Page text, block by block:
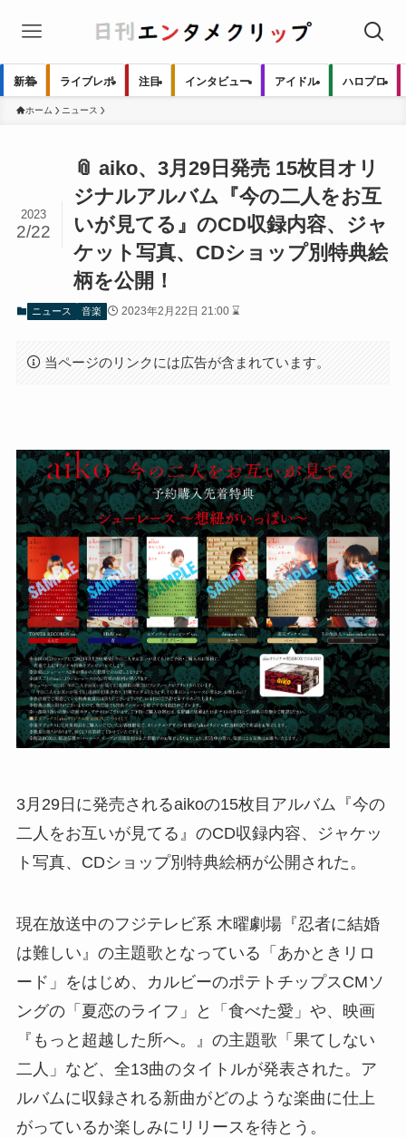
新着 ライブレポ 注目 インタビュー アイドル ハロプロ
ホーム ニュース
📎 aiko、3月29日発売 15枚目オリ
ジナルアルバム『今の二人をお互
いが見てる』のCD収録内容、ジャ
ケット写真、CDショップ別特典絵
柄を公開！
2023
2/22
ニュース 音楽 2023年2月22日 21:00 ⌛
当ページのリンクには広告が含まれています。
3月29日に発売されるaikoの15枚目アルバム『今の
二人をお互いが見てる』のCD収録内容、ジャケッ
ト写真、CDショップ別特典絵柄が公開された。
現在放送中のフジテレビ系 木曜劇場『忍者に結婚
は難しい』の主題歌となっている「あかときリロ
ード」をはじめ、カルビーのポテトチップスCMソ
ングの「夏恋のライフ」と「食べた愛」や、映画
『もっと超越した所へ。』の主題歌「果てしない
二人」など、全13曲のタイトルが発表された。ア
ルバムに収録される新曲がどのような楽曲に仕上
がっているか楽しみにリリースを待とう。